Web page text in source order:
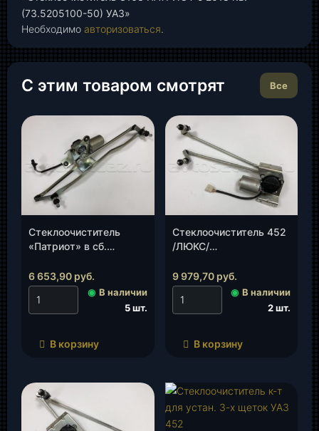
(73.5205100-50) УАЗ»
Необходимо авторизоваться.
С этим товаром смотрят Все
Стеклоочиститель
«Патриот» в сб.
шт.
6 653,90 руб.
◉ В наличии
5 шт.
В корзину
Стеклоочиститель 452
/ЛЮКС/
т.
9 979,70 руб.
◉ В наличии
2 шт.
В корзину